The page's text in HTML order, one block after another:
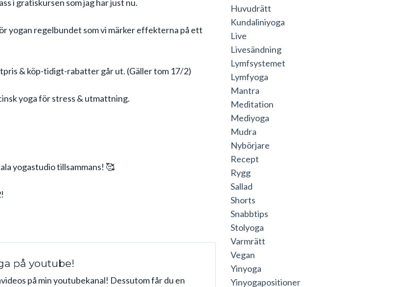
i gratiskursen som jag har just nu.
yogan regelbundet som vi märker effekterna på ett
& köp-tidigt-rabatter går ut. (Gäller tom 17/2)
yoga för stress & utmattning.
yogastudio tillsammans! 🥰
på youtube!
på min youtubekanal! Dessutom får du en
Huvudrätt
Kundaliniyoga
Live
Livesändning
Lymfsystemet
Lymfyoga
Mantra
Meditation
Mediyoga
Mudra
Nybörjare
Recept
Rygg
Sallad
Shorts
Snabbtips
Stolyoga
Varmrätt
Vegan
Yinyoga
Yinyogapositioner